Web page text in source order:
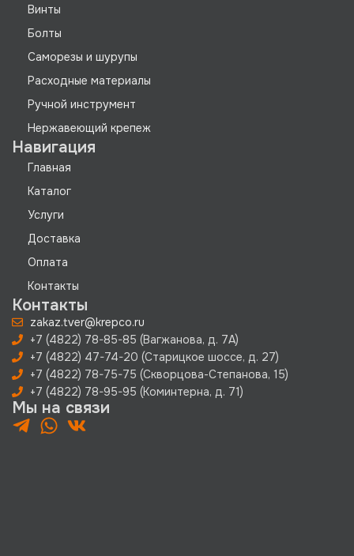
Винты
Болты
Саморезы и шурупы
Расходные материалы
Ручной инструмент
Нержавеющий крепеж
Навигация
Главная
Каталог
Услуги
Доставка
Оплата
Контакты
Контакты
zakaz.tver@krepco.ru
+7 (4822) 78-85-85 (Вагжанова, д. 7А)
+7 (4822) 47-74-20 (Старицкое шоссе, д. 27)
+7 (4822) 78-75-75 (Скворцова-Степанова, 15)
+7 (4822) 78-95-95 (Коминтерна, д. 71)
Мы на связи